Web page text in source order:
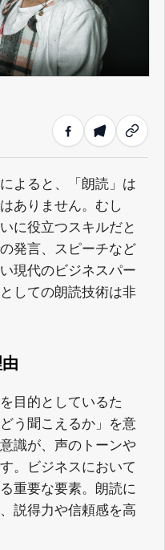
よると、「朗読」は
ありません。むし
に役立つスキルだと
発言、スピーチなど
現代のビジネスパー
しての朗読技術は非
目的としているた
う聞こえるか」を意
識が、声のトーンや
。ビジネスにおいて
重要な要素。朗読に
説得力や信頼感を高